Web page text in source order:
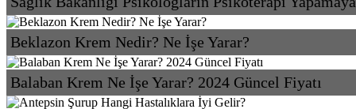
Beklazon Krem Nedir? Ne İşe Yarar?
Balaban Krem Ne İşe Yarar? 2024 Güncel Fiyatı